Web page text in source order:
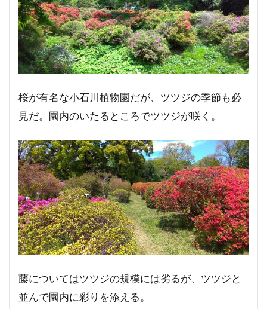
桜が有名な小石川植物園だが、ツツジの季節も必
見だ。園内のいたるところでツツジが咲く。
藤についてはツツジの規模には劣るが、ツツジと
並んで園内に彩りを添える。